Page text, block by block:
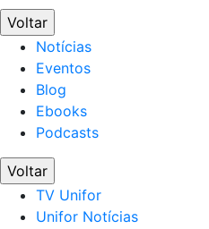
Voltar
Notícias
Eventos
Blog
Ebooks
Podcasts
Voltar
TV Unifor
Unifor Notícias